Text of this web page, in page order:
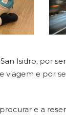
Isidro, por
viagem e por
e a